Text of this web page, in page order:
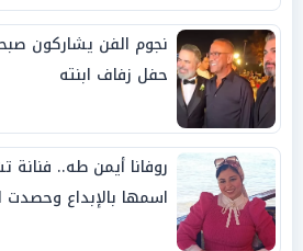
نجوم الفن يشاركون
حفل زفاف ابنته
روفانا أيمن طه..
اسمها بالإبداع وحصدت